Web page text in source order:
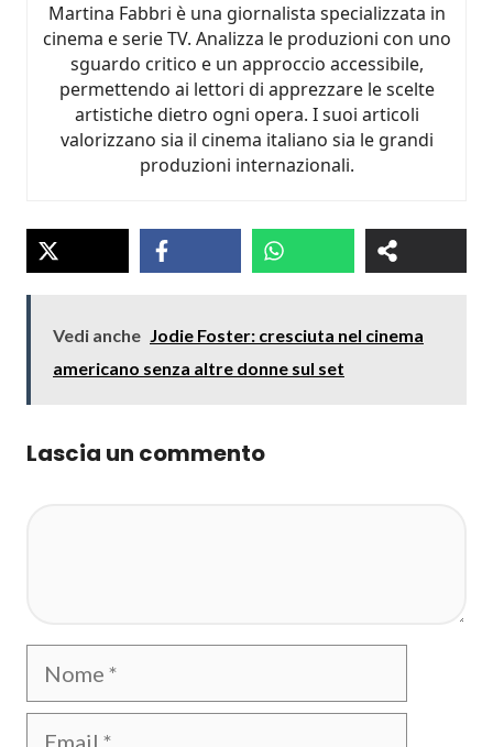
Martina Fabbri è una giornalista specializzata in
cinema e serie TV. Analizza le produzioni con uno
sguardo critico e un approccio accessibile,
permettendo ai lettori di apprezzare le scelte
artistiche dietro ogni opera. I suoi articoli
valorizzano sia il cinema italiano sia le grandi
produzioni internazionali.
Vedi anche Jodie Foster: cresciuta nel cinema
americano senza altre donne sul set
Lascia un commento
Nome
Email